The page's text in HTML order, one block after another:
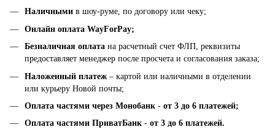
Наличными в шоу-руме, по договору или чеку;
Онлайн оплата WayForPay;
Безналичная оплата на расчетный счет ФЛП, реквизиты
предоставляет менеджер после просчета и согласования заказа;
Наложенный платеж – картой или наличными в отделении
или курьеру Новой почты;
Оплата частями через Монобанк - от 3 до 6 платежей;
Оплата частями ПриватБанк - от 3 до 6 платежей.